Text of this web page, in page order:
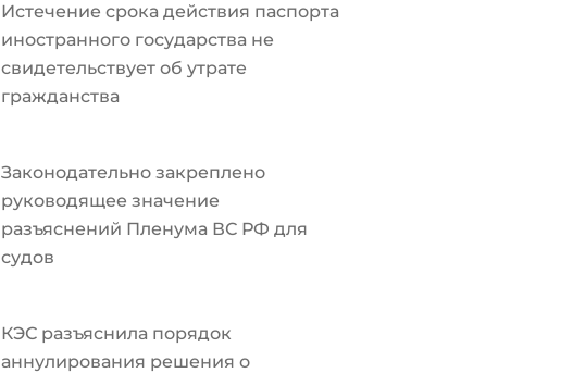
Истечение срока действия паспорта
иностранного государства не
свидетельствует об утрате
гражданства
Законодательно закреплено
руководящее значение
разъяснений Пленума ВС РФ для
судов
КЭС разъяснила порядок
аннулирования решения о